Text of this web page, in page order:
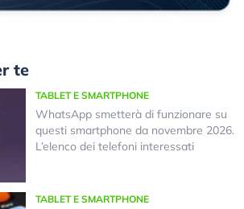
te
TABLET E SMARTPHONE
WhatsApp smetterà di funzionare su
questi smartphone da novembre 2026.
L’elenco dei telefoni interessati
TABLET E SMARTPHONE